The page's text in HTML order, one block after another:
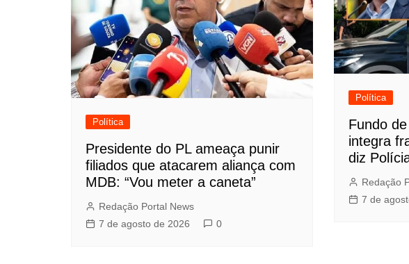
Política
Presidente do PL ameaça punir
filiados que atacarem aliança com
MDB: “Vou meter a caneta”
Redação Portal News
7 de agosto de 2026
0
Política
Fundo
integra
diz
Redação
7 de